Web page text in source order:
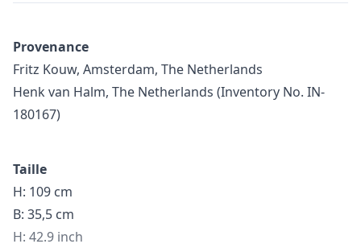
Provenance
Fritz Kouw, Amsterdam, The Netherlands
Henk van Halm, The Netherlands (Inventory No. IN-
180167)
Taille
H: 109 cm
B: 35,5 cm
H: 42.9 inch